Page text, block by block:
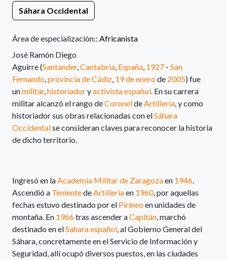
Sáhara Occidental
Área de especialización:: Africanista
José Ramón Diego
Aguirre (Santander,Cantabria, España, 1927 - San
Fernando,provincia de Cádiz, 19 de enerode 2005​) fue
unmilitar,historiadoryactivistaespañol. En su carrera
militar alcanzó el rango deCoroneldeArtillería, y como
historiador sus obras relacionadas con elSáhara
Occidentalse consideran claves para reconocer la historia
de dicho territorio.
Ingresó en laAcademia Militar de Zaragozaen 1946.
Ascendió a TenientedeArtilleríaen 1960, por aquellas
fechas estuvo destinado por el Pirineoen unidades de
montaña. En 1966tras ascender aCapitán, marchó
destinado en elSahara español, al Gobierno General del
Sáhara, concretamente en el Servicio de Información y
Seguridad, allí ocupó diversos puestos, en las ciudades